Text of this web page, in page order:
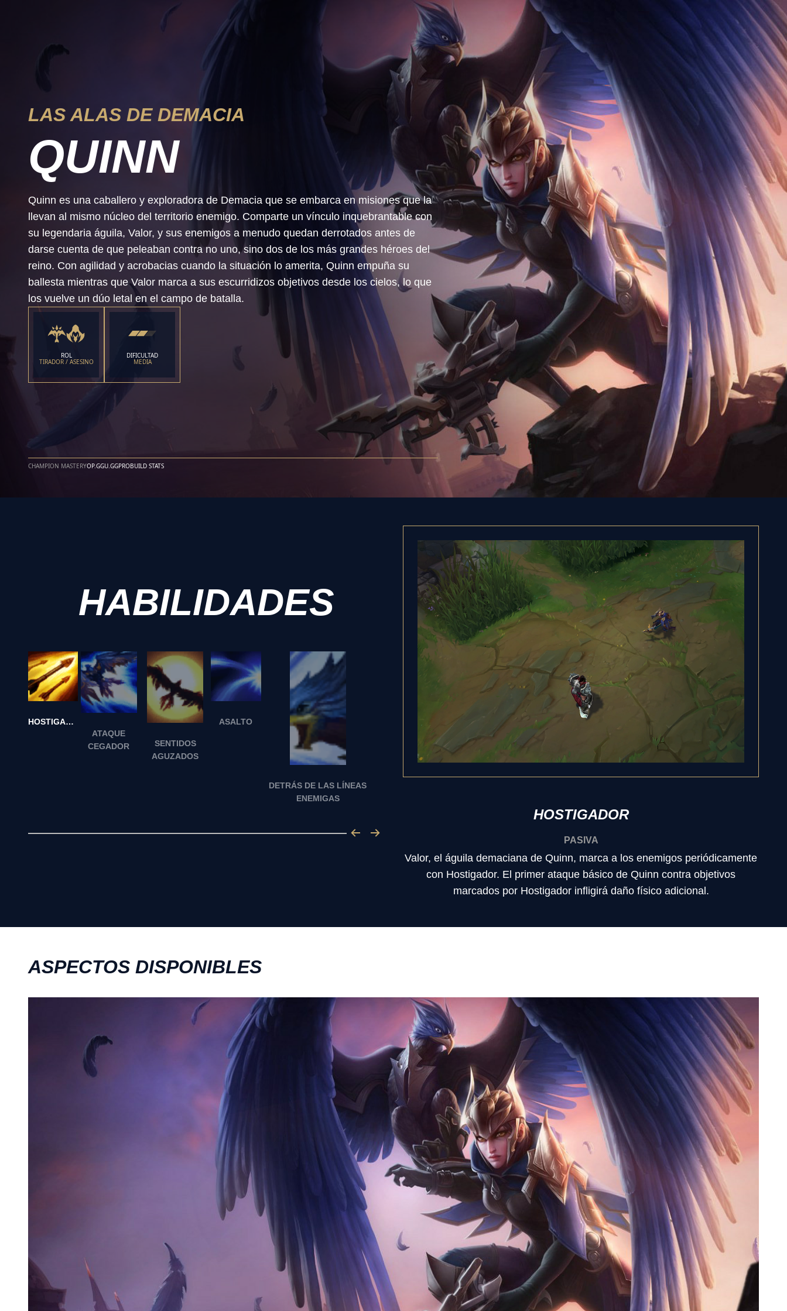
LAS ALAS DE DEMACIA
QUINN
Quinn es una caballero y exploradora de Demacia que se embarca en misiones que la
llevan al mismo núcleo del territorio enemigo. Comparte un vínculo inquebrantable con
su legendaria águila, Valor, y sus enemigos a menudo quedan derrotados antes de
darse cuenta de que peleaban contra no uno, sino dos de los más grandes héroes del
reino. Con agilidad y acrobacias cuando la situación lo amerita, Quinn empuña su
ballesta mientras que Valor marca a sus escurridizos objetivos desde los cielos, lo que
los vuelve un dúo letal en el campo de batalla.
ROL
TIRADOR / ASESINO
DIFICULTAD
MEDIA
CHAMPION MASTERYOP.GGU.GGPROBUILD STATS
HABILIDADES
HOSTIGADOR
ATAQUE
CEGADOR
SENTIDOS
AGUZADOS
ASALTO
DETRÁS DE LAS LÍNEAS
ENEMIGAS
HOSTIGADOR
PASIVA
Valor, el águila demaciana de Quinn, marca a los enemigos periódicamente
con Hostigador. El primer ataque básico de Quinn contra objetivos
marcados por Hostigador infligirá daño físico adicional.
ASPECTOS DISPONIBLES